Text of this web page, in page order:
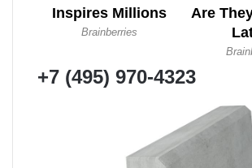
+7 (495) 970-4323